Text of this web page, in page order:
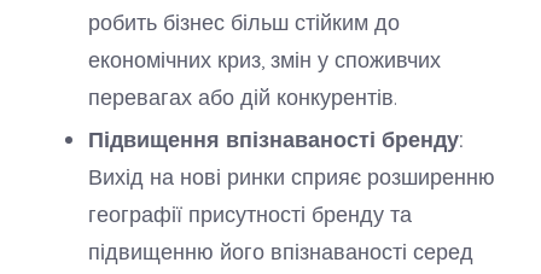
робить бізнес більш стійким до
економічних криз, змін у споживчих
перевагах або дій конкурентів.
Підвищення впізнаваності бренду:
Вихід на нові ринки сприяє розширенню
географії присутності бренду та
підвищенню його впізнаваності серед